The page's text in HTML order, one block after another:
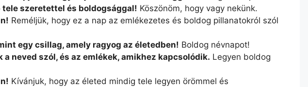
tele szeretettel és boldogsággal! Köszönöm, hogy vagy nekünk.
Reméljük, hogy ez a nap az emlékezetes és boldog pillanatokról szól
egy csillag, amely ragyog az életedben! Boldog névnapot!
a neved szól, és az emlékek, amikhez kapcsolódik. Legyen boldog
Kívánjuk, hogy az életed mindig tele legyen örömmel és